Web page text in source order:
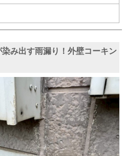
み出す雨漏り！外壁コーキン